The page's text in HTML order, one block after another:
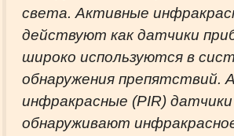
света. Активные
действуют как датчики
широко используются в
обнаружения препятствий.
инфракрасные (PIR)
обнаруживают